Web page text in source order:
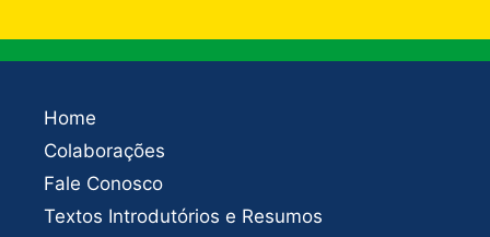
Home
Colaborações
Fale Conosco
Textos Introdutórios e Resumos